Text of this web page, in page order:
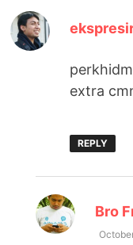
extra
REPLY
Bro